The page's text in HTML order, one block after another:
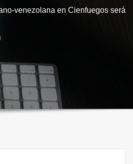
venezolana en Cienfuegos será